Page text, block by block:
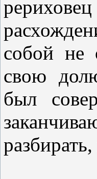
собой не
свою
был